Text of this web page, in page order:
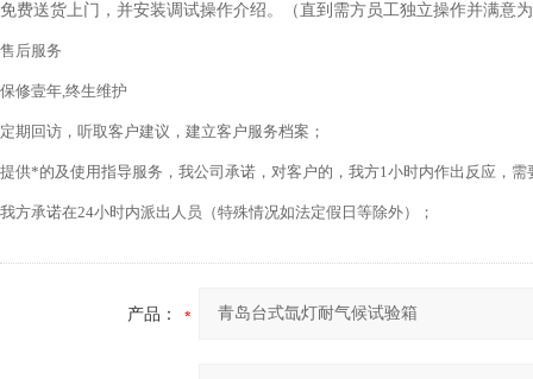
免费送货上门，并安装调试操作介绍。（直到需方员工独立操作并满意
售后服务
保修壹年,终生维护
定期回访，听取客户建议，建立客户服务档案；
提供*的及使用指导服务，我公司承诺，对客户的，我方1小时内作出反应，
我方承诺在24小时内派出人员（特殊情况如法定假日等除外）；
产品：